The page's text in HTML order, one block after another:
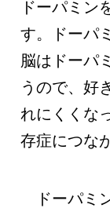
ドーパミン
す。ドーパ
脳はドーパ
うので、好
れにくくな
存症につな
ドーパミ